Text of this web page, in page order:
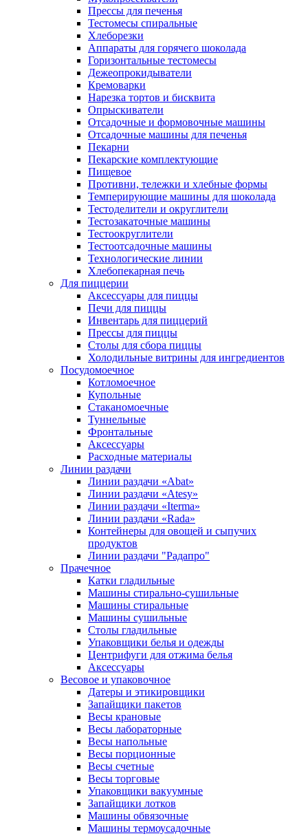
Прессы для печенья
Тестомесы спиральные
Хлеборезки
Аппараты для горячего шоколада
Горизонтальные тестомесы
Дежеопрокидыватели
Кремоварки
Нарезка тортов и бисквита
Опрыскиватели
Отсадочные и формовочные машины
Отсадочные машины для печенья
Пекарни
Пекарские комплектующие
Пищевое
Противни, тележки и хлебные формы
Темперирующие машины для шоколада
Тестоделители и округлители
Тестозакаточные машины
Тестоокруглители
Тестоотсадочные машины
Технологические линии
Хлебопекарная печь
Для пиццерии
Аксессуары для пиццы
Печи для пиццы
Инвентарь для пиццерий
Прессы для пиццы
Столы для сбора пиццы
Холодильные витрины для ингредиентов
Посудомоечное
Котломоечное
Купольные
Стаканомоечные
Туннельные
Фронтальные
Аксессуары
Расходные материалы
Линии раздачи
Линии раздачи «Abat»
Линии раздачи «Atesy»
Линии раздачи «Iterma»
Линии раздачи «Rada»
Контейнеры для овощей и сыпучих
продуктов
Линии раздачи "Радапро"
Прачечное
Катки гладильные
Машины стирально-сушильные
Машины стиральные
Машины сушильные
Столы гладильные
Упаковщики белья и одежды
Центрифуги для отжима белья
Аксессуары
Весовое и упаковочное
Датеры и этикировщики
Запайщики пакетов
Весы крановые
Весы лабораторные
Весы напольные
Весы порционные
Весы счетные
Весы торговые
Упаковщики вакуумные
Запайщики лотков
Машины обвязочные
Машины термоусадочные